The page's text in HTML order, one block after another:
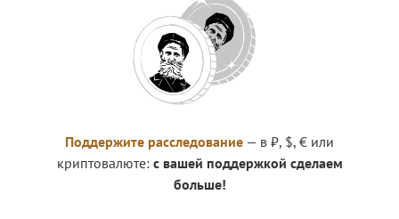
Поддержите расследование — в ₽, $, € или
криптовалюте: с вашей поддержкой сделаем
больше!